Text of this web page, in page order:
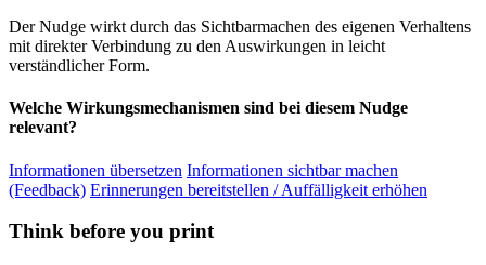
Der Nudge wirkt durch das Sichtbarmachen des eigenen Verhaltens
mit direkter Verbindung zu den Auswirkungen in leicht
verständlicher Form.
Welche Wirkungsmechanismen sind bei diesem Nudge
relevant?
Informationen übersetzen Informationen sichtbar machen
(Feedback) Erinnerungen bereitstellen / Auffälligkeit erhöhen
Think before you print